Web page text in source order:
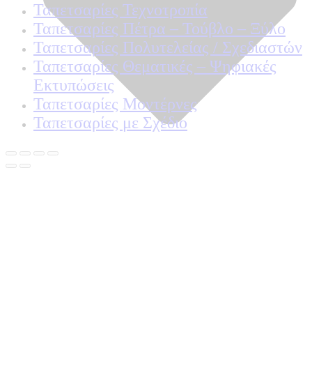
Ταπετσαρίες Τεχνοτροπία
Ταπετσαρίες Πέτρα – Τούβλο – Ξύλο
Ταπετσαρίες Πολυτελείας / Σχεδιαστών
Ταπετσαρίες Θεματικές – Ψηφιακές
Εκτυπώσεις
Ταπετσαρίες Μοντέρνες
Ταπετσαρίες με Σχέδιο